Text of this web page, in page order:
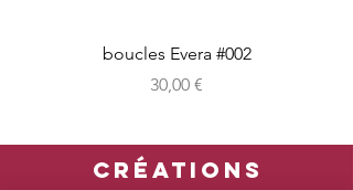
boucles Evera #002
Prix
30,00 €
CRéATIONS